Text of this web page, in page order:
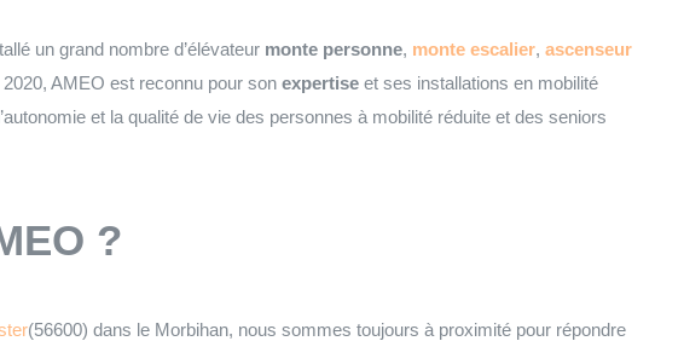
un grand nombre d’élévateur monte personne, monte escalier, ascenseur
AMEO est reconnu pour son expertiseet ses installations en mobilité
et la qualité de vie des personnes à mobilité réduite et des seniors
?
(56600) dans le Morbihan, nous sommes toujours à proximité pour répondre